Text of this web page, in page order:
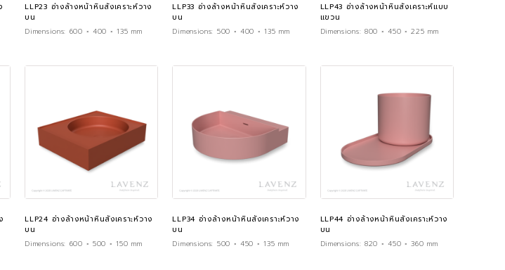
LLP23 อ่างล้างหน้าหินสังเคราะห์วาง
บน
Dimensions: 600 × 400 × 135 mm
LLP33 อ่างล้างหน้าหินสังเคราะห์วาง
บน
Dimensions: 500 × 400 × 135 mm
LLP43 อ่างล้างหน้าหินสังเคราะห์แบบ
แขวน
Dimensions: 800 × 450 × 225 mm
LLP24 อ่างล้างหน้าหินสังเคราะห์วาง
บน
Dimensions: 600 × 500 × 150 mm
LLP34 อ่างล้างหน้าหินสังเคราะห์วาง
บน
Dimensions: 500 × 450 × 135 mm
LLP44 อ่างล้างหน้าหินสังเคราะห์วาง
บน
Dimensions: 820 × 450 × 360 mm